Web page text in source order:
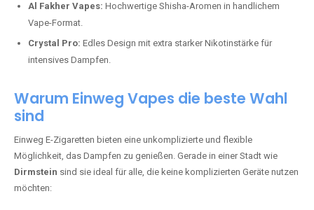
Al Fakher Vapes: Hochwertige Shisha-Aromen in handlichem
Vape-Format.
Crystal Pro: Edles Design mit extra starker Nikotinstärke für
intensives Dampfen.
Warum Einweg Vapes die beste Wahl
sind
Einweg E-Zigaretten bieten eine unkomplizierte und flexible
Möglichkeit, das Dampfen zu genießen. Gerade in einer Stadt wie
Dirmstein sind sie ideal für alle, die keine komplizierten Geräte nutzen
möchten: